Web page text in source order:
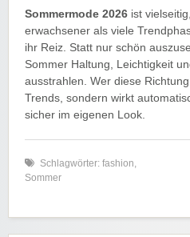
Sommermode 2026 ist
erwachsener als viele
ihr Reiz. Statt nur schön
Sommer Haltung, Leichtigkeit
ausstrahlen. Wer diese
Trends, sondern wirkt
sicher im eigenen Look.
Schlagwörter: fashion
Sommer